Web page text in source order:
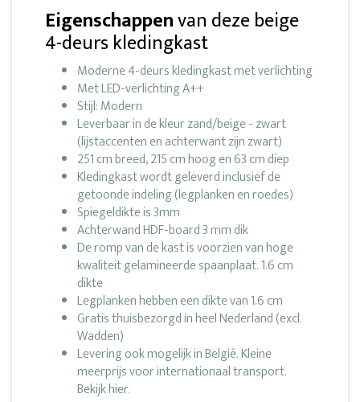
Eigenschappenvan deze beige
4-deurs kledingkast
Moderne 4-deurs kledingkast met verlichting
Met LED-verlichting A++
Stijl: Modern
Leverbaar in de kleur zand/beige - zwart
(lijstaccenten en achterwant zijn zwart)
251 cm breed, 215 cm hoog en 63 cm diep
Kledingkast wordt geleverd inclusief de
getoonde indeling (legplanken en roedes)
Spiegeldikte is 3mm
Achterwand HDF-board 3 mm dik
De romp van de kast is voorzien van hoge
kwaliteit gelamineerde spaanplaat. 1.6 cm
dikte
Legplanken hebben een dikte van 1.6 cm
Gratis thuisbezorgd in heel Nederland (excl.
Wadden)
Levering ook mogelijk in België. Kleine
meerprijs voor internationaal transport.
Bekijk hier.